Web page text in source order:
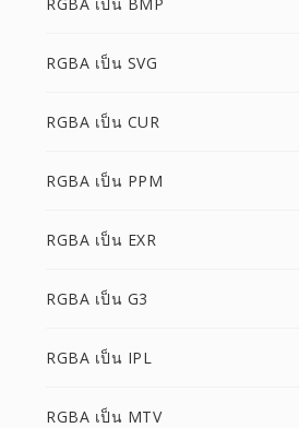
RGBA เป็น SVG
RGBA เป็น CUR
RGBA เป็น PPM
RGBA เป็น EXR
RGBA เป็น G3
RGBA เป็น IPL
RGBA เป็น MTV